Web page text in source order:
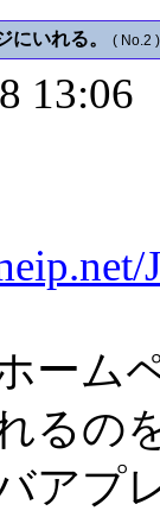
にいれる。 ( No.2 )
13:06
ーム
るの
アプ